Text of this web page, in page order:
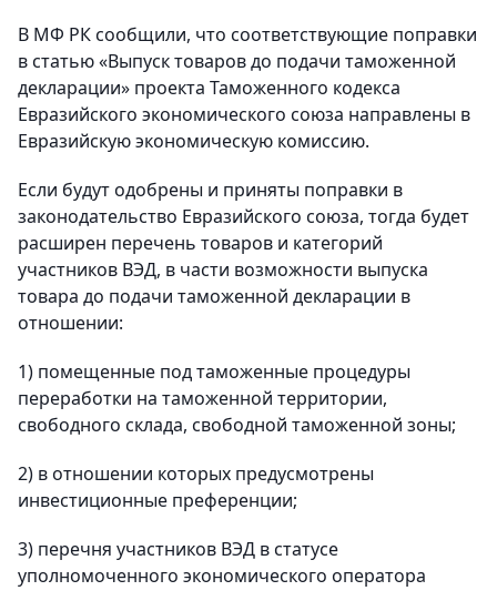
В МФ РК сообщили, что соответствующие поправки
в статью «Выпуск товаров до подачи таможенной
декларации» проекта Таможенного кодекса
Евразийского экономического союза направлены в
Евразийскую экономическую комиссию.
Если будут одобрены и приняты поправки в
законодательство Евразийского союза, тогда будет
расширен перечень товаров и категорий
участников ВЭД, в части возможности выпуска
товара до подачи таможенной декларации в
отношении:
1) помещенные под таможенные процедуры
переработки на таможенной территории,
свободного склада, свободной таможенной зоны;
2) в отношении которых предусмотрены
инвестиционные преференции;
3) перечня участников ВЭД в статусе
уполномоченного экономического оператора